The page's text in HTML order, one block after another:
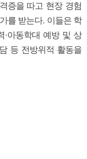
증을 따고 현장 경험
를 받는다. 이들은 학
·아동학대 예방 및 상
등 전방위적 활동을